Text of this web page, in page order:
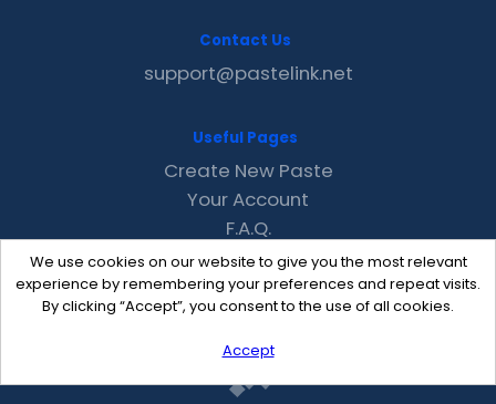
We use cookies on our website to give you the most relevant
experience by remembering your preferences and repeat visits.
By clicking “Accept”, you consent to the use of all cookies.
Accept
Contact Us
support@pastelink.net
Useful Pages
Create New Paste
Your Account
F.A.Q.
Recent
Contact